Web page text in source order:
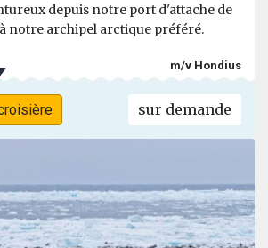
depuis notre port d'attache de
notre archipel arctique préféré.
m/v Hondius
sur demande